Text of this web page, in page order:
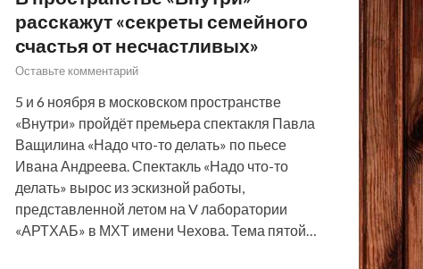
расскажут «секреты семейного
счастья от несчастливых»
Оставьте комментарий
5 и 6 ноября в московском пространстве
«Внутри» пройдёт премьера спектакля Павла
Ващилина «Надо что-то делать» по пьесе
Ивана Андреева. Спектакль «Надо что-то
делать» вырос из эскизной работы,
представленной летом на V лаборатории
«АРТХАБ» в МХТ имени Чехова. Тема пятой…